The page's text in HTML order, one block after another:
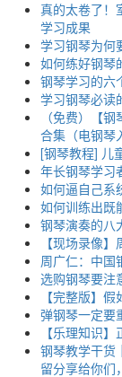
真的太卷了！
学习成果
学习钢琴为何
如何练好钢琴
钢琴学习的六
学习钢琴必读
（免费）【
合集（电钢琴
[钢琴教程] 儿
年长钢琴学习
如何逼自己系
如何训练出既
钢琴演奏的八
【现场录像
周广仁：中国
选购钢琴要注
【完整版】
弹钢琴一定要
【乐理知识
钢琴教学干货
留分享给你们